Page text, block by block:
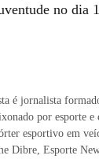
no dia
é jornalista
por esporte e
esportivo em
Dibre, Esporte